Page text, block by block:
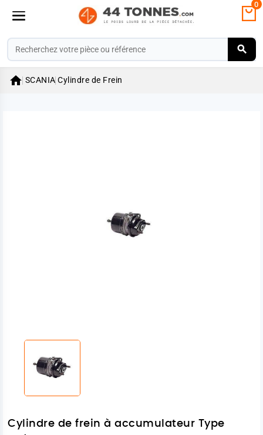
0
 SCANIA Cylindre de Frein
Cylindre de frein à accumulateur Type